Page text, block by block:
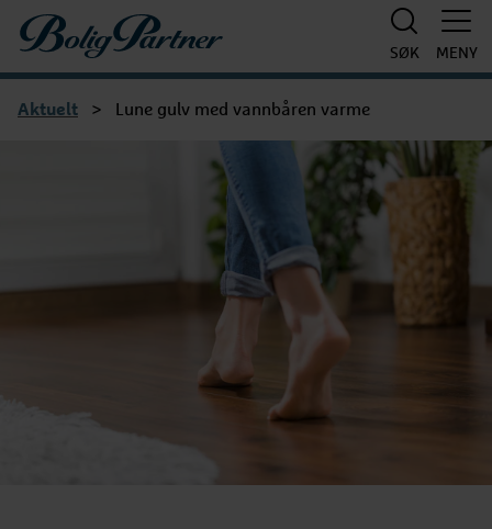
Boligpartner
SØK MENY
Aktuelt > Lune gulv med vannbåren varme